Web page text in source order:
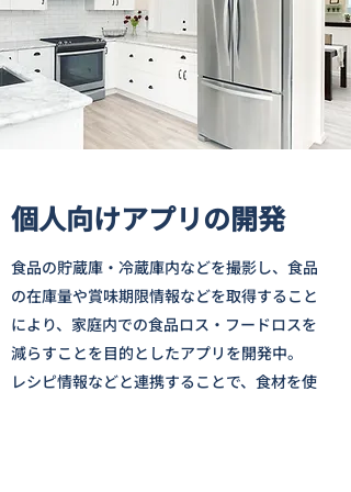
個人向けアプリの開発
食品の貯蔵庫・冷蔵庫内などを撮影し、食品
の在庫量や賞味期限情報などを取得すること
により、家庭内での食品ロス・フードロスを
減らすことを目的としたアプリを開発中。
レシピ情報などと連携することで、食材を使